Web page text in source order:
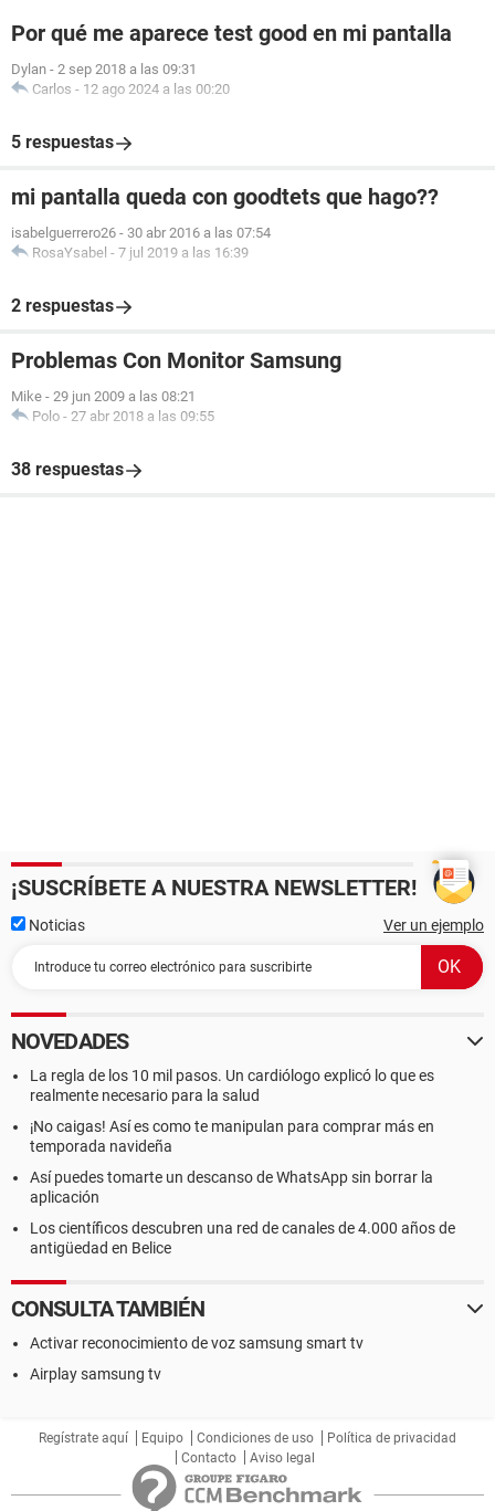
Por qué me aparece test good en mi pantalla
Dylan - 2 sep 2018 a las 09:31
Carlos - 12 ago 2024 a las 00:20
5 respuestas
mi pantalla queda con goodtets que hago??
isabelguerrero26 - 30 abr 2016 a las 07:54
RosaYsabel - 7 jul 2019 a las 16:39
2 respuestas
Problemas Con Monitor Samsung
Mike - 29 jun 2009 a las 08:21
Polo - 27 abr 2018 a las 09:55
38 respuestas
¡SUSCRÍBETE A NUESTRA NEWSLETTER!
Noticias Ver un ejemplo
NOVEDADES
La regla de los 10 mil pasos. Un cardiólogo explicó lo que es
realmente necesario para la salud
¡No caigas! Así es como te manipulan para comprar más en
temporada navideña
Así puedes tomarte un descanso de WhatsApp sin borrar la
aplicación
Los científicos descubren una red de canales de 4.000 años de
antigüedad en Belice
CONSULTA TAMBIÉN
Activar reconocimiento de voz samsung smart tv
Airplay samsung tv
Regístrate aquí Equipo Condiciones de uso
Política de privacidad
Contacto
Aviso legal